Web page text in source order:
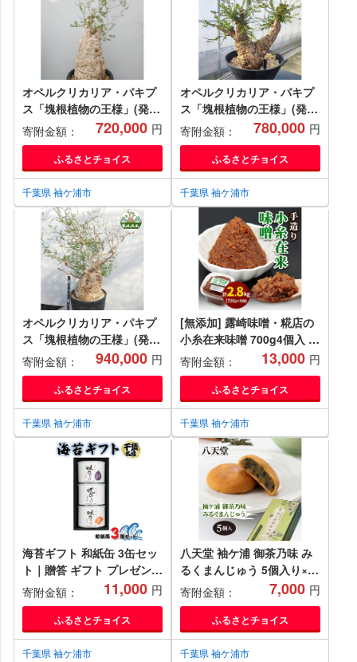
オペルクリカリア・パキプ
ス「塊根植物の王様」(発根
管理済) P004 [0425ch]
寄附金額： 720,000 円
ふるさとチョイス
千葉県 袖ケ浦市
オペルクリカリア・パキプ
ス「塊根植物の王様」(発根
管理済) P03 [0426ch]
寄附金額： 780,000 円
ふるさとチョイス
千葉県 袖ケ浦市
オペルクリカリア・パキプ
ス「塊根植物の王様」(発根
管理済) H005 [0427ch]
寄附金額： 940,000 円
ふるさとチョイス
千葉県 袖ケ浦市
[無添加] 露崎味噌・糀店の
小糸在来味噌 700g4個入 計
2.8kg ｜みそ 国産 大豆 米
無 添加 熟成 ミソ自家製 手
づくり 調味料 料理 味噌汁
おすすめ 袖ケ浦 千葉
[0242ch]
寄附金額： 13,000 円
ふるさとチョイス
千葉県 袖ケ浦市
海苔ギフト 和紙缶 3缶セッ
ト｜贈答 ギフト プレゼント
お歳暮 高級 のり 海苔 箱 房
総 内房 千葉 袖ケ浦
[0235chp]
寄附金額： 11,000 円
ふるさとチョイス
千葉県 袖ケ浦市
八天堂 袖ケ浦 御茶乃味 み
るくまんじゅう 5個入り×1
箱 ｜菓子 和菓子 饅頭 お茶
武井製茶 銘菓 ゴマ餡 贈答
プレゼント 手土産 お土産
アクアライン 房総 千葉 袖
ケ浦 [0344ch]
寄附金額： 7,000 円
ふるさとチョイス
千葉県 袖ケ浦市